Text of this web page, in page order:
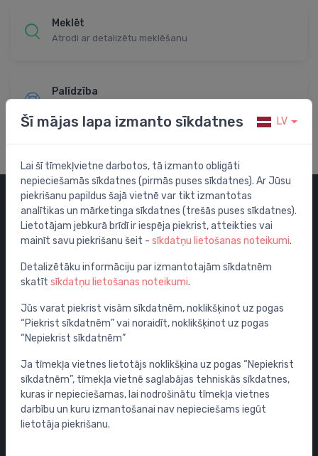
Meklēt
Atrodi ar detalizētu meklēšanu
Palīdzība
Kategorijas
Izpārdošana
Maisītāji
Izlietnes
Tualetes podi
Vannas
Dušas
Vannas istabas piederumi
Mēbeles
Rāmji un skalošanas sistēmas
Sifoni
Šī mājas lapa izmanto sīkdatnes LV
Lai šī tīmekļvietne darbotos, tā izmanto obligāti
nepieciešamās sīkdatnes (pirmās puses sīkdatnes). Ar Jūsu
piekrišanu papildus šajā vietnē var tikt izmantotas
analītikas un mārketinga sīkdatnes (trešās puses sīkdatnes).
Lietotājam jebkurā brīdī ir iespēja piekrist, atteikties vai
mainīt savu piekrišanu šeit - sīkdatņu lietošanas noteikumi.
Detalizētāku informāciju par izmantotajām sīkdatnēm
skatīt sīkdatņu lietošanas noteikumi.
Jūs varat piekrist visām sīkdatnēm, noklikšķinot uz pogas
“Piekrist sīkdatnēm” vai noraidīt, noklikšķinot uz pogas
“Nepiekrist sīkdatnēm”
Ja tīmekļa vietnes lietotājs noklikšķina uz pogas “Nepiekrist
sīkdatnēm”, tīmekļa vietnē saglabājas tehniskās sīkdatnes,
kuras ir nepieciešamas, lai nodrošinātu tīmekļa vietnes
darbību un kuru izmantošanai nav nepieciešams iegūt
lietotāja piekrišanu.